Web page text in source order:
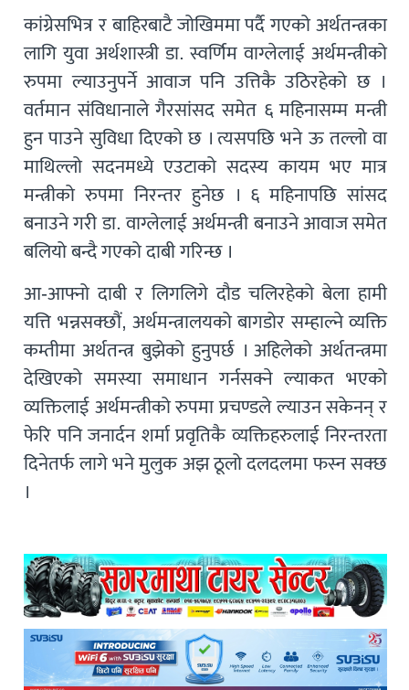
कांग्रेसभित्र र बाहिरबाटै जोखिममा पर्दै गएको अर्थतन्त्रका
लागि युवा अर्थशास्त्री डा. स्वर्णिम वाग्लेलाई अर्थमन्त्रीको
रुपमा ल्याउनुपर्ने आवाज पनि उत्तिकै उठिरहेको छ ।
वर्तमान संविधानाले गैरसांसद समेत ६ महिनासम्म मन्त्री
हुन पाउने सुविधा दिएको छ । त्यसपछि भने ऊ तल्लो वा
माथिल्लो सदनमध्ये एउटाको सदस्य कायम भए मात्र
मन्त्रीको रुपमा निरन्तर हुनेछ । ६ महिनापछि सांसद
बनाउने गरी डा. वाग्लेलाई अर्थमन्त्री बनाउने आवाज समेत
बलियो बन्दै गएको दाबी गरिन्छ ।
आ-आफ्नो दाबी र लिगलिगे दौड चलिरहेको बेला हामी
यत्ति भन्नसक्छौं, अर्थमन्त्रालयको बागडोर सम्हाल्ने व्यक्ति
कम्तीमा अर्थतन्त्र बुझेको हुनुपर्छ । अहिलेको अर्थतन्त्रमा
देखिएको समस्या समाधान गर्नसक्ने ल्याकत भएको
व्यक्तिलाई अर्थमन्त्रीको रुपमा प्रचण्डले ल्याउन सकेनन् र
फेरि पनि जनार्दन शर्मा प्रवृतिकै व्यक्तिहरुलाई निरन्तरता
दिनेतर्फ लागे भने मुलुक अझ ठूलो दलदलमा फस्न सक्छ
।